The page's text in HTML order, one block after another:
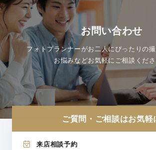
お問い合わせ
フォトプランナーがお二人にぴったりの
お悩みなどお気軽にご相談くだ
ご質問・ご相談はお気軽
来店相談予約